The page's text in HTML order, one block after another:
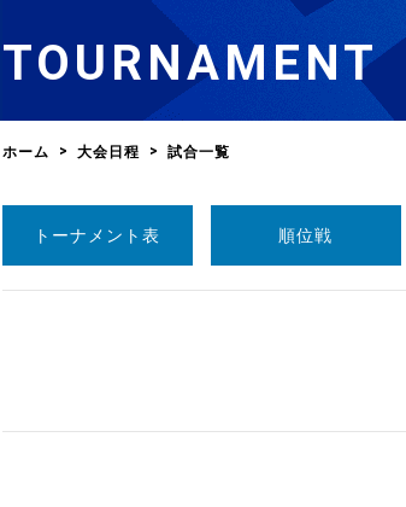
公式大会優勝記録
大会・試合
TV・メディア情報
男子ナショナルチーム選
卓球の基本的なルール
卓球用語集
協会会員登録
審判
卓球協会のミッション
沿革・組織図
国際交流届申込みフォーム
競技ウエアチーム名申請
TOURNAMENT
ホーム 大会日程 試合一覧
トーナメント表 順位戦